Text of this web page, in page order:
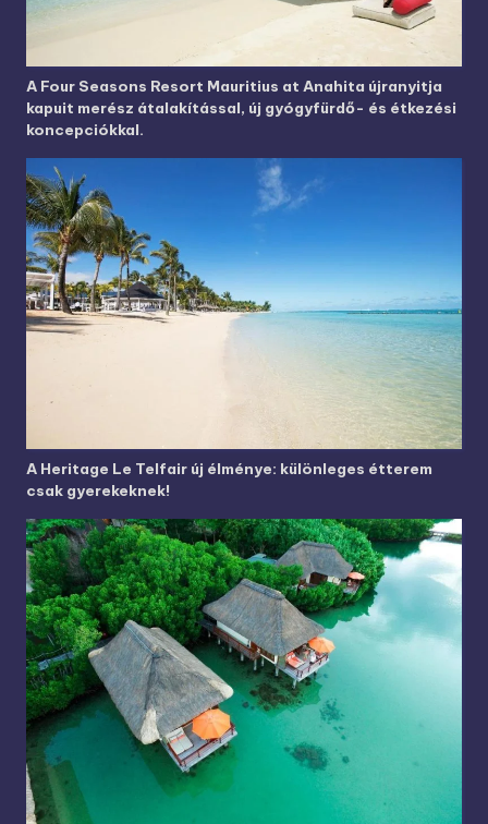
A Four Seasons Resort Mauritius at Anahita újranyitja
kapuit merész átalakítással, új gyógyfürdő- és étkezési
koncepciókkal.
A Heritage Le Telfair új élménye: különleges étterem
csak gyerekeknek!